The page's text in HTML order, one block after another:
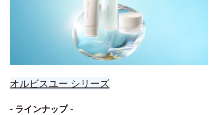
オルビスユー シリーズ
- ラインナップ -